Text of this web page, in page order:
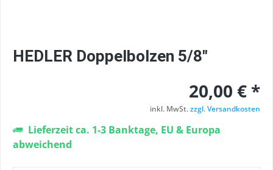
HEDLER Doppelbolzen 5/8"
20,00 € *
inkl. MwSt.zzgl. Versandkosten
Lieferzeit ca. 1-3 Banktage, EU & Europa
abweichend